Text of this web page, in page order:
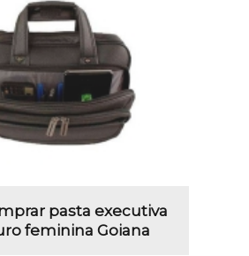
pasta executiva
feminina Goiana